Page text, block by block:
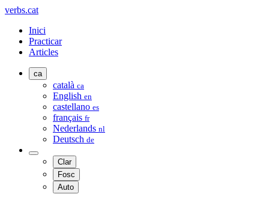
verbs.cat
Inici
Practicar
Articles
ca
català ca
English en
castellano es
français fr
Nederlands nl
Deutsch de
Clar
Fosc
Auto